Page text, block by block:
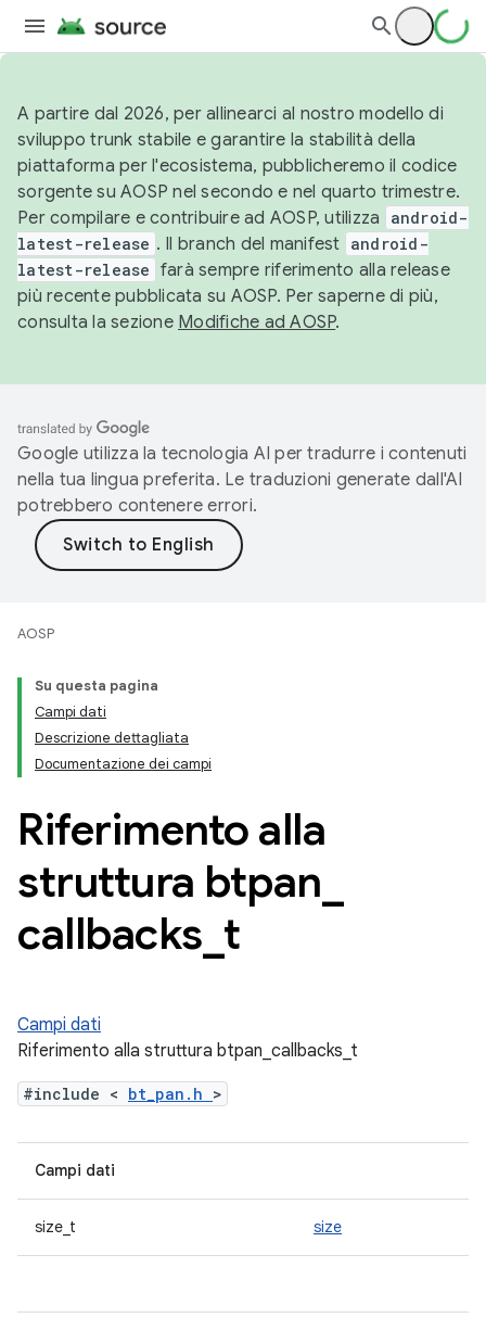
A partire dal 2026, per allinearci al nostro modello di
sviluppo trunk stabile e garantire la stabilità della
piattaforma per l'ecosistema, pubblicheremo il codice
sorgente su AOSP nel secondo e nel quarto trimestre.
Per compilare e contribuire ad AOSP, utilizza
android-
latest-release . Il branch del manifest android-
latest-release farà sempre riferimento alla release
più recente pubblicata su AOSP. Per saperne di più,
consulta la sezione Modifiche ad AOSP.
Google utilizza la tecnologia AI per tradurre i contenuti
nella tua lingua preferita. Le traduzioni generate dall'AI
potrebbero contenere errori.
AOSP
Su questa pagina
Campi dati
Descrizione dettagliata
Documentazione dei campi
Riferimento alla
struttura btpan
callbacks t
Campi dati
Riferimento alla struttura btpan_callbacks_t
#include < bt_pan.h >
Campi dati
size_t size